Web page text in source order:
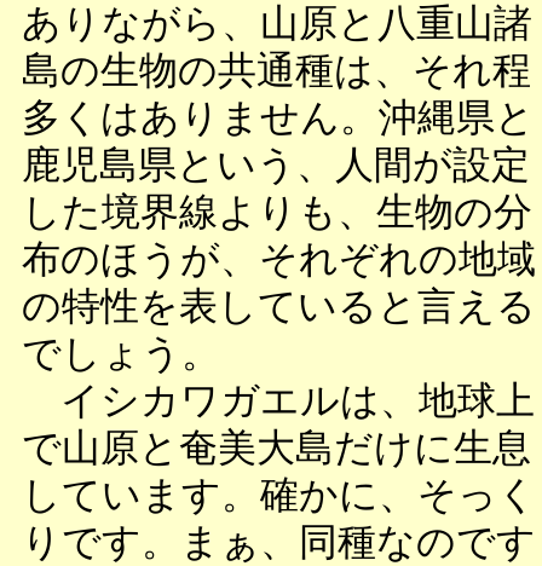
ありながら、山原と八重山諸
島の生物の共通種は、それ程
多くはありません。沖縄県と
鹿児島県という、人間が設定
した境界線よりも、生物の分
布のほうが、それぞれの地域
の特性を表していると言える
でしょう。
イシカワガエルは、地球上
で山原と奄美大島だけに生息
しています。確かに、そっく
りです。まぁ、同種なのです